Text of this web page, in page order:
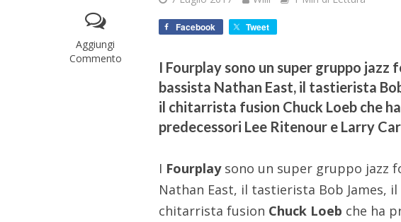
Aggiungi
Commento
Facebook Tweet
I Fourplay sono un super gruppo
bassista Nathan East, il tastierista
il chitarrista fusion Chuck Loeb che
predecessori Lee Ritenour e Larry
I Fourplay sono un super gruppo jazz
Nathan East, il tastierista Bob James,
chitarrista fusion Chuck Loeb che ha